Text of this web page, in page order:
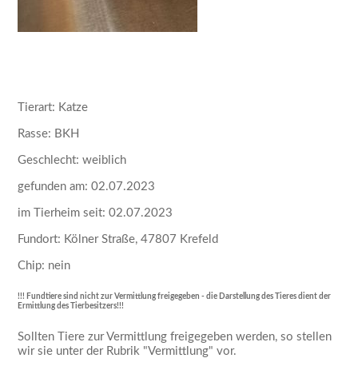
Tierart: Katze
Rasse: BKH
Geschlecht: weiblich
gefunden am: 02.07.2023
im Tierheim seit: 02.07.2023
Fundort: Kölner Straße, 47807 Krefeld
Chip: nein
!!! Fundtiere sind nicht zur Vermittlung freigegeben - die Darstellung des Tieres dient der
Ermittlung des Tierbesitzers!!!
Sollten Tiere zur Vermittlung freigegeben werden, so stellen
wir sie unter der Rubrik
Vermittlung vor.